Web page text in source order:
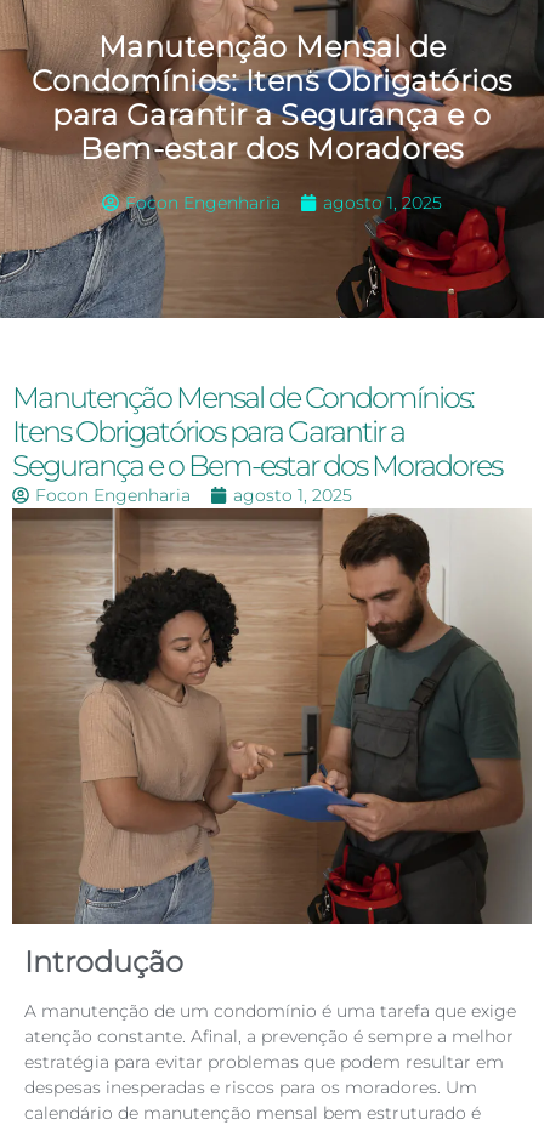
Manutenção Mensal de
Condomínios: Itens Obrigatórios
para Garantir a Segurança e o
Bem-estar dos Moradores
Focon Engenharia agosto 1, 2025
Manutenção Mensal de Condomínios:
Itens Obrigatórios para Garantir a
Segurança e o Bem-estar dos Moradores
Focon Engenharia agosto 1, 2025
Introdução
A manutenção de um condomínio é uma tarefa que exige
atenção constante. Afinal, a prevenção é sempre a melhor
estratégia para evitar problemas que podem resultar em
despesas inesperadas e riscos para os moradores. Um
calendário de manutenção mensal bem estruturado é